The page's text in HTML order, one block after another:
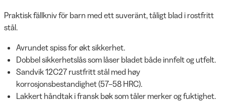
Praktisk fällkniv för barn med ett suveränt, tåligt blad i rostfritt
stål.
Avrundet spiss for økt sikkerhet.
Dobbel sikkerhetslås som låser bladet både innfelt og utfelt.
Sandvik 12C27 rustfritt stål med høy
korrosjonsbestandighet (57–58 HRC).
Lakkert håndtak i fransk bøk som tåler merker og fuktighet.